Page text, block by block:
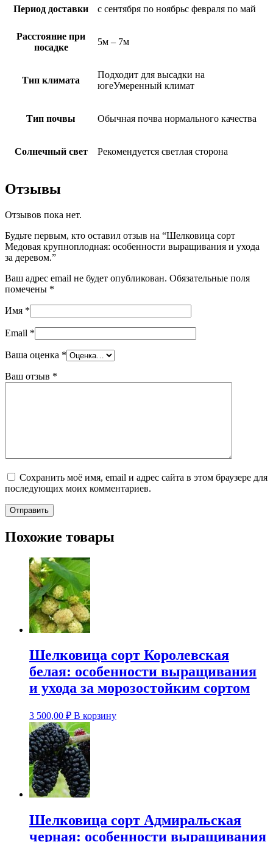
Период доставки с сентября по ноябрьс февраля по май
Расстояние при
посадке
5м – 7м
Тип климата
Подходит для высадки на
югеУмеренный климат
Тип почвы Обычная почва нормального качества
Солнечный свет Рекомендуется светлая сторона
Отзывы
Отзывов пока нет.
Будьте первым, кто оставил отзыв на “Шелковица сорт
Медовая крупноплодная: особенности выращивания и ухода
за деревом.”
Ваш адрес email не будет опубликован. Обязательные поля
помечены *
Имя *
Email *
Ваша оценка *
Ваш отзыв *
Сохранить моё имя, email и адрес сайта в этом браузере для
последующих моих комментариев.
Похожие товары
Шелковица сорт Королевская
белая: особенности выращивания
и ухода за морозостойким сортом
3 500,00 ₽ В корзину
Шелковица сорт Адмиральская
черная: особенности выращивания